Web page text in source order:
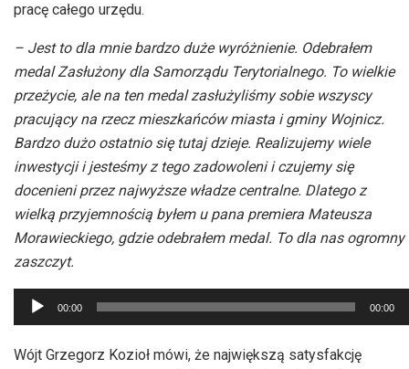
pracę całego urzędu.
– Jest to dla mnie bardzo duże wyróżnienie. Odebrałem
medal Zasłużony dla Samorządu Terytorialnego. To wielkie
przeżycie, ale na ten medal zasłużyliśmy sobie wszyscy
pracujący na rzecz mieszkańców miasta i gminy Wojnicz.
Bardzo dużo ostatnio się tutaj dzieje. Realizujemy wiele
inwestycji i jesteśmy z tego zadowoleni i czujemy się
docenieni przez najwyższe władze centralne. Dlatego z
wielką przyjemnością byłem u pana premiera Mateusza
Morawieckiego, gdzie odebrałem medal. To dla nas ogromny
zaszczyt.
Odtwarzacz
plików
dźwiękowych
00:00 00:00
Wójt Grzegorz Kozioł mówi, że największą satysfakcję